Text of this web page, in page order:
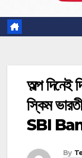
অল্প দিনেই
স্কিম
SBI
By